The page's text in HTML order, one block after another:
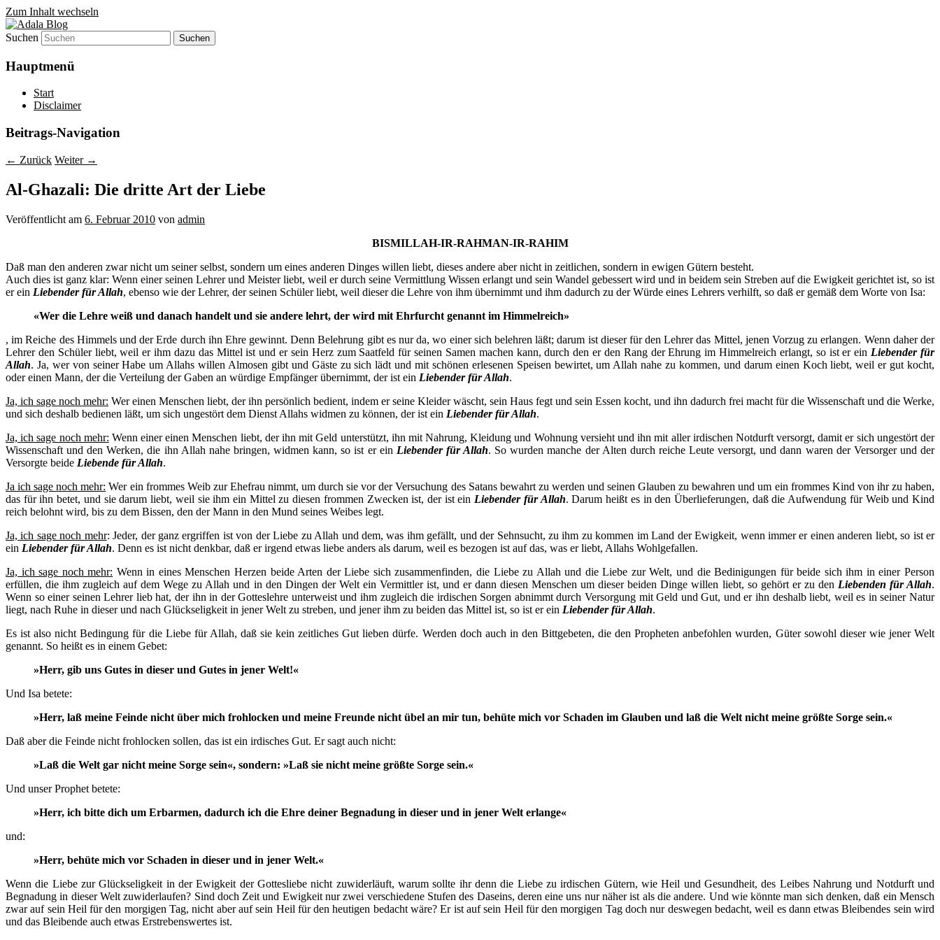
Zum Inhalt wechseln
Adala Blog
Denn die Gerechtigkeit ist die Grundlage von allem!
Suchen
Hauptmenü
Start
Disclaimer
Beitrags-Navigation
← Zurück Weiter →
Al-Ghazali: Die dritte Art der Liebe
Veröffentlicht am 6. Februar 2010 von admin
BISMILLAH-IR-RAHMAN-IR-RAHIM
Daß man den anderen zwar nicht um seiner selbst, sondern um eines anderen Dinges willen liebt, dieses andere aber nicht in zeitlichen, sondern in ewigen Gütern besteht.
Auch dies ist ganz klar: Wenn einer seinen Lehrer und Meister liebt, weil er durch seine Vermittlung Wissen erlangt und sein Wandel gebessert wird und in beidem sein Streben auf die Ewigkeit gerichtet ist, so ist
er ein Liebender für Allah, ebenso wie der Lehrer, der seinen Schüler liebt, weil dieser die Lehre von ihm übernimmt und ihm dadurch zu der Würde eines Lehrers verhilft, so daß er gemäß dem Worte von Isa:
«Wer die Lehre weiß und danach handelt und sie andere lehrt, der wird mit Ehrfurcht genannt im Himmelreich»
, im Reiche des Himmels und der Erde durch ihn Ehre gewinnt. Denn Belehrung gibt es nur da, wo einer sich belehren läßt; darum ist dieser für den Lehrer das Mittel, jenen Vorzug zu erlangen. Wenn daher der
Lehrer den Schüler liebt, weil er ihm dazu das Mittel ist und er sein Herz zum Saatfeld für seinen Samen machen kann, durch den er den Rang der Ehrung im Himmelreich erlangt, so ist er ein Liebender für
Allah. Ja, wer von seiner Habe um Allahs willen Almosen gibt und Gäste zu sich lädt und mit schönen erlesenen Speisen bewirtet, um Allah nahe zu kommen, und darum einen Koch liebt, weil er gut kocht,
oder einen Mann, der die Verteilung der Gaben an würdige Empfänger übernimmt, der ist ein Liebender für Allah.
Ja, ich sage noch mehr: Wer einen Menschen liebt, der ihn persönlich bedient, indem er seine Kleider wäscht, sein Haus fegt und sein Essen kocht, und ihn dadurch frei macht für die Wissenschaft und die Werke,
und sich deshalb bedienen läßt, um sich ungestört dem Dienst Allahs widmen zu können, der ist ein Liebender für Allah.
Ja, ich sage noch mehr: Wenn einer einen Menschen liebt, der ihn mit Geld unterstützt, ihn mit Nahrung, Kleidung und Wohnung versieht und ihn mit aller irdischen Notdurft versorgt, damit er sich ungestört der
Wissenschaft und den Werken, die ihn Allah nahe bringen, widmen kann, so ist er ein Liebender für Allah. So wurden manche der Alten durch reiche Leute versorgt, und dann waren der Versorger und der
Versorgte beide Liebende für Allah.
Ja ich sage noch mehr: Wer ein frommes Weib zur Ehefrau nimmt, um durch sie vor der Versuchung des Satans bewahrt zu werden und seinen Glauben zu bewahren und um ein frommes Kind von ihr zu haben,
das für ihn betet, und sie darum liebt, weil sie ihm ein Mittel zu diesen frommen Zwecken ist, der ist ein Liebender für Allah. Darum heißt es in den Überlieferungen, daß die Aufwendung für Weib und Kind
reich belohnt wird, bis zu dem Bissen, den der Mann in den Mund seines Weibes legt.
Ja, ich sage noch mehr: Jeder, der ganz ergriffen ist von der Liebe zu Allah und dem, was ihm gefällt, und der Sehnsucht, zu ihm zu kommen im Land der Ewigkeit, wenn immer er einen anderen liebt, so ist er
ein Liebender für Allah. Denn es ist nicht denkbar, daß er irgend etwas liebe anders als darum, weil es bezogen ist auf das, was er liebt, Allahs Wohlgefallen.
Ja, ich sage noch mehr: Wenn in eines Menschen Herzen beide Arten der Liebe sich zusammenfinden, die Liebe zu Allah und die Liebe zur Welt, und die Bedinigungen für beide sich ihm in einer Person
erfüllen, die ihm zugleich auf dem Wege zu Allah und in den Dingen der Welt ein Vermittler ist, und er dann diesen Menschen um dieser beiden Dinge willen liebt, so gehört er zu den Liebenden für Allah.
Wenn so einer seinen Lehrer lieb hat, der ihn in der Gotteslehre unterweist und ihm zugleich die irdischen Sorgen abnimmt durch Versorgung mit Geld und Gut, und er ihn deshalb liebt, weil es in seiner Natur
liegt, nach Ruhe in dieser und nach Glückseligkeit in jener Welt zu streben, und jener ihm zu beiden das Mittel ist, so ist er ein Liebender für Allah.
Es ist also nicht Bedingung für die Liebe für Allah, daß sie kein zeitliches Gut lieben dürfe. Werden doch auch in den Bittgebeten, die den Propheten anbefohlen wurden, Güter sowohl dieser wie jener Welt
genannt. So heißt es in einem Gebet:
»Herr, gib uns Gutes in dieser und Gutes in jener Welt!«
Und Isa betete:
»Herr, laß meine Feinde nicht über mich frohlocken und meine Freunde nicht übel an mir tun, behüte mich vor Schaden im Glauben und laß die Welt nicht meine größte Sorge sein.«
Daß aber die Feinde nicht frohlocken sollen, das ist ein irdisches Gut. Er sagt auch nicht:
»Laß die Welt gar nicht meine Sorge sein«, sondern: »Laß sie nicht meine größte Sorge sein.«
Und unser Prophet betete:
»Herr, ich bitte dich um Erbarmen, dadurch ich die Ehre deiner Begnadung in dieser und in jener Welt erlange«
und:
»Herr, behüte mich vor Schaden in dieser und in jener Welt.«
Wenn die Liebe zur Glückseligkeit in der Ewigkeit der Gottesliebe nicht zuwiderläuft, warum sollte ihr denn die Liebe zu irdischen Gütern, wie Heil und Gesundheit, des Leibes Nahrung und Notdurft und
Begnadung in dieser Welt zuwiderlaufen? Sind doch Zeit und Ewigkeit nur zwei verschiedene Stufen des Daseins, deren eine uns nur näher ist als die andere. Und wie könnte man sich denken, daß ein Mensch
zwar auf sein Heil für den morgigen Tag, nicht aber auf sein Heil für den heutigen bedacht wäre? Er ist auf sein Heil für den morgigen Tag doch nur deswegen bedacht, weil es dann etwas Bleibendes sein wird
und das Bleibende auch etwas Erstrebenswertes ist.